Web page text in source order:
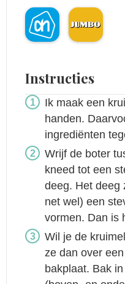
Instructies
Ik maak een
handen.
ingrediënten
Wrijf de boter
kneed tot een
deeg. Het deeg
net wel) een
vormen. Dan is
Wil je de
ze dan over
bakplaat. Bak